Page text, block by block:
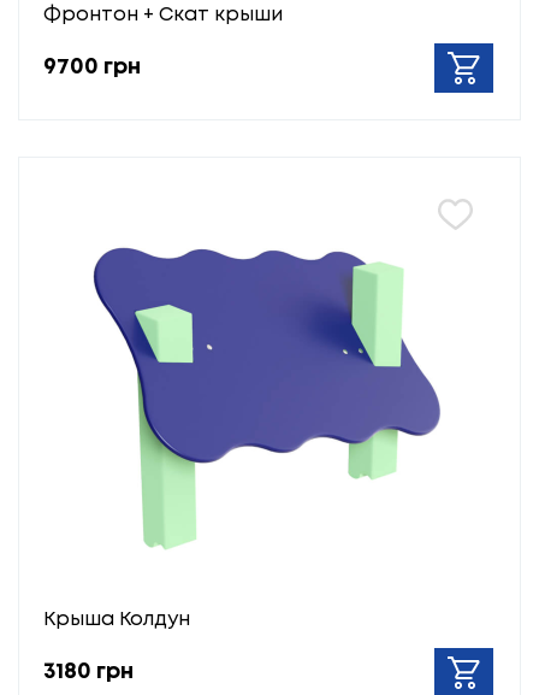
Фронтон + Скат крыши
9700 грн
Крыша Колдун
3180 грн